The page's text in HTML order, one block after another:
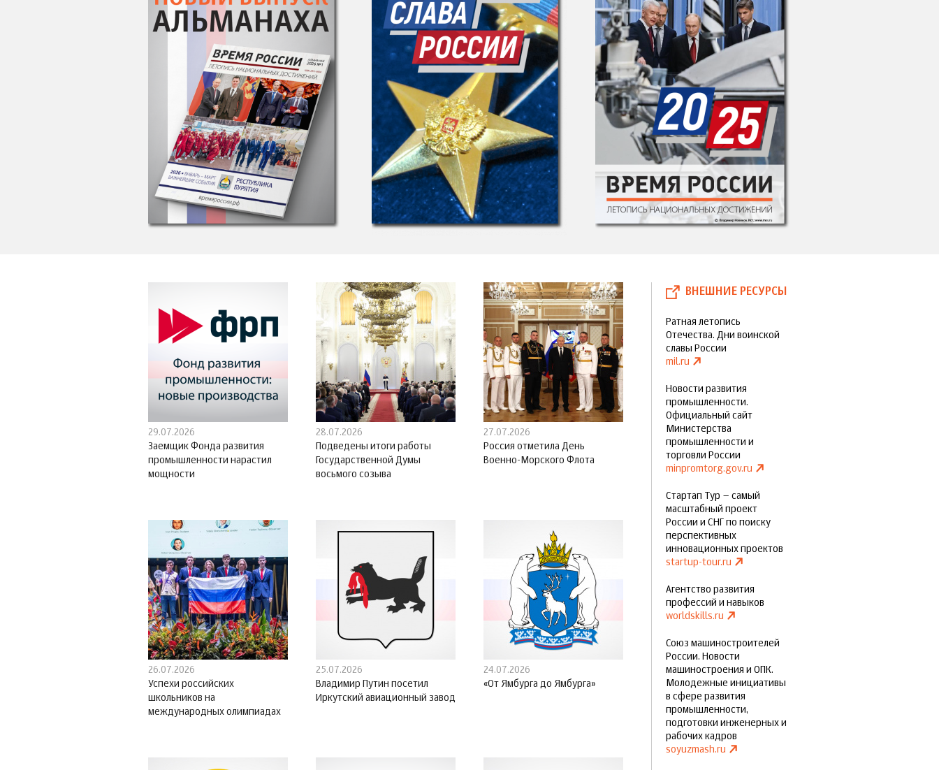
ВНЕШНИЕ РЕСУРСЫ
Ратная летопись
Отечества. Дни воинской
славы России
mil.ru
Новости развития
промышленности.
Официальный сайт
Министерства
промышленности и
торговли России
minpromtorg.gov.ru
Стартап Тур – самый
масштабный проект
России и СНГ по поиску
перспективных
инновационных проектов
startup-tour.ru
Агентство развития
профессий и навыков
worldskills.ru
Союз машиностроителей
России. Новости
машиностроения и ОПК.
Молодежные инициативы
в сфере развития
промышленности,
подготовки инженерных и
рабочих кадров
soyuzmash.ru
29.07.2026
Заемщик Фонда развития
промышленности нарастил
мощности
28.07.2026
Подведены итоги работы
Государственной Думы
восьмого созыва
27.07.2026
Россия отметила День
Военно-Морского Флота
26.07.2026
Успехи российских
школьников на
международных олимпиадах
25.07.2026
Владимир Путин посетил
Иркутский авиационный завод
24.07.2026
«От Ямбурга до Ямбурга»